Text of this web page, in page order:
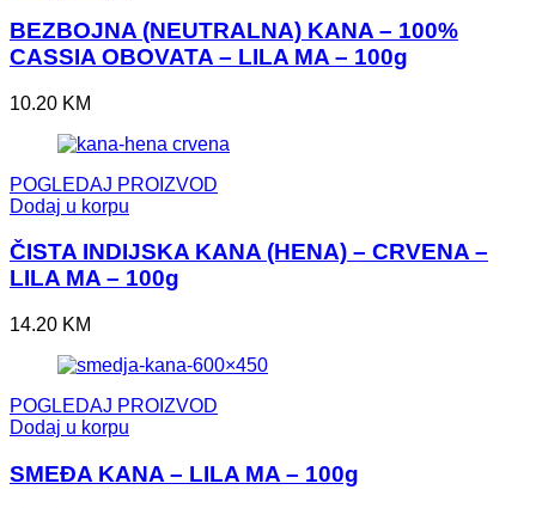
BEZBOJNA (NEUTRALNA) KANA – 100%
CASSIA OBOVATA – LILA MA – 100g
10.20 KM
POGLEDAJ PROIZVOD
Dodaj u korpu
ČISTA INDIJSKA KANA (HENA) – CRVENA –
LILA MA – 100g
14.20 KM
POGLEDAJ PROIZVOD
Dodaj u korpu
SMEĐA KANA – LILA MA – 100g